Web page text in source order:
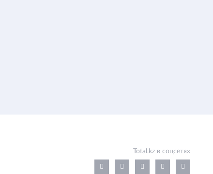
Total.kz в соцсетях